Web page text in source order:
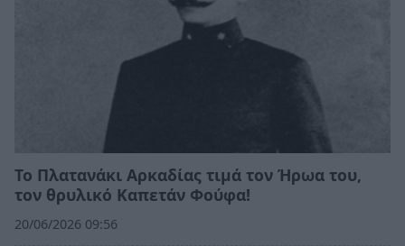
Το Πλατανάκι Αρκαδίας τιμά τον Ήρωα του,
τον θρυλικό Καπετάν Φούφα!
20/06/2026 09:56